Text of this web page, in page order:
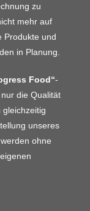
zu
mehr auf
Produkte und
in Planung.
Food“-
die Qualität
unseres
ohne